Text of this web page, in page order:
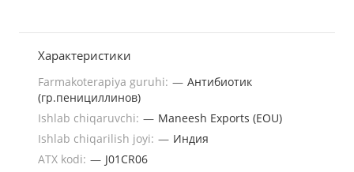
Характеристики
Farmakoterapiya guruhi: — Антибиотик
(гр.пенициллинов)
Ishlab chiqaruvchi: — Maneesh Exports (EOU)
Ishlab chiqarilish joyi: — Индия
ATX kodi: — J01CR06